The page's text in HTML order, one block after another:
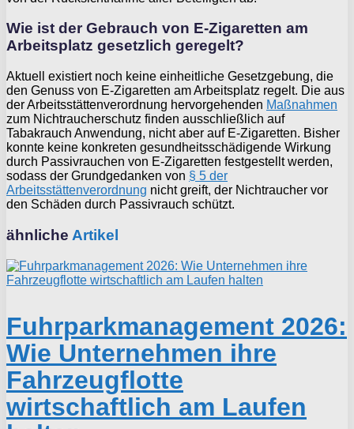
Wie ist der Gebrauch von E-Zigaretten am
Arbeitsplatz gesetzlich geregelt?
Aktuell existiert noch keine einheitliche Gesetzgebung, die
den Genuss von E-Zigaretten am Arbeitsplatz regelt. Die aus
der Arbeitsstättenverordnung hervorgehenden Maßnahmen
zum Nichtraucherschutz finden ausschließlich auf
Tabakrauch Anwendung, nicht aber auf E-Zigaretten. Bisher
konnte keine konkreten gesundheitsschädigende Wirkung
durch Passivrauchen von E-Zigaretten festgestellt werden,
sodass der Grundgedanken von § 5 der
Arbeitsstättenverordnung nicht greift, der Nichtraucher vor
den Schäden durch Passivrauch schützt.
ähnliche Artikel
Fuhrparkmanagement 2026:
Wie Unternehmen ihre
Fahrzeugflotte
wirtschaftlich am Laufen